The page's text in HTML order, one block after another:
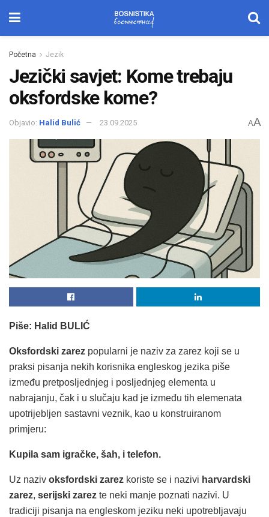
Početna Jezik
Jezički savjet: Kome trebaju
oksfordske kome?
Objavio: Halid Bulić 23.09.2025 AA
Piše: Halid BULIĆ
Oksfordski zarez popularni je naziv za zarez koji se u
praksi pisanja nekih korisnika engleskog jezika piše
između pretposljednjeg i posljednjeg elementa u
nabrajanju, čak i u slučaju kad je između tih elemenata
upotrijebljen sastavni veznik, kao u konstruiranom
primjeru:
Kupila sam igračke, šah, i telefon.
Uz naziv oksfordski zarez koriste se i nazivi harvardski
zarez, serijski zarez te neki manje poznati nazivi. U
tradiciji pisanja na engleskom jeziku neki upotrebljavaju